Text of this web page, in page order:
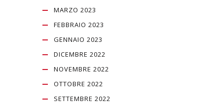
MARZO 2023
FEBBRAIO 2023
GENNAIO 2023
DICEMBRE 2022
NOVEMBRE 2022
OTTOBRE 2022
SETTEMBRE 2022